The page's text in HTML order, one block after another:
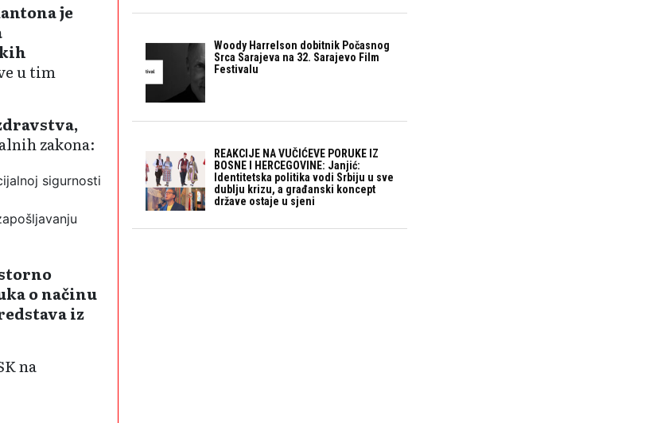
je
u tim
zakona:
sigurnosti
o načinu
iz
na
Woody Harrelson dobitnik Počasnog
Srca Sarajeva na 32. Sarajevo Film
Festivalu
REAKCIJE NA VUČIĆEVE PORUKE IZ
BOSNE I HERCEGOVINE: Janjić:
Identitetska politika vodi Srbiju u sve
dublju krizu, a građanski koncept
države ostaje u sjeni